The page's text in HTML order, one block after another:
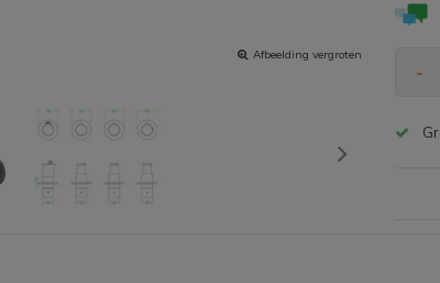
Afbeelding vergroten
-